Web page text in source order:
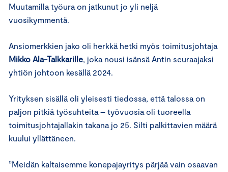
Muutamilla työura on jatkunut jo yli neljä
vuosikymmentä.
Ansiomerkkien jako oli herkkä hetki myös toimitusjohtaja
Mikko Ala-Talkkarille, joka nousi isänsä Antin seuraajaksi
yhtiön johtoon kesällä 2024.
Yrityksen sisällä oli yleisesti tiedossa, että talossa on
paljon pitkiä työsuhteita – työvuosia oli tuoreella
toimitusjohtajallakin takana jo 25. Silti palkittavien määrä
kuului yllättäneen.
”Meidän kaltaisemme konepajayritys pärjää vain osaavan